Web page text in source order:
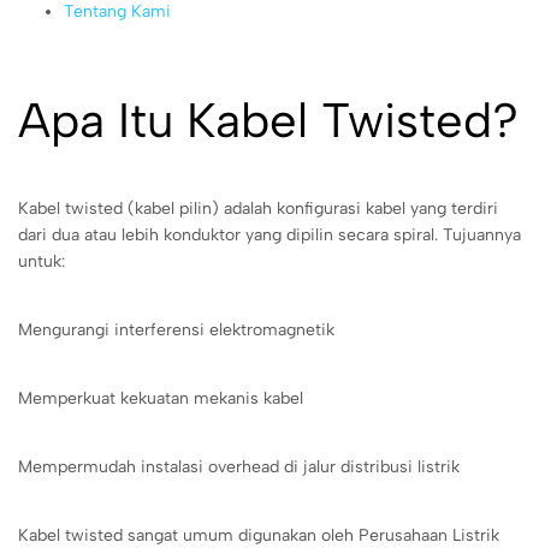
Tentang Kami
Apa Itu Kabel Twisted?
Kabel twisted (kabel pilin) adalah konfigurasi kabel yang terdiri
dari dua atau lebih konduktor yang dipilin secara spiral. Tujuannya
untuk:
Mengurangi interferensi elektromagnetik
Memperkuat kekuatan mekanis kabel
Mempermudah instalasi overhead di jalur distribusi listrik
Kabel twisted sangat umum digunakan oleh Perusahaan Listrik